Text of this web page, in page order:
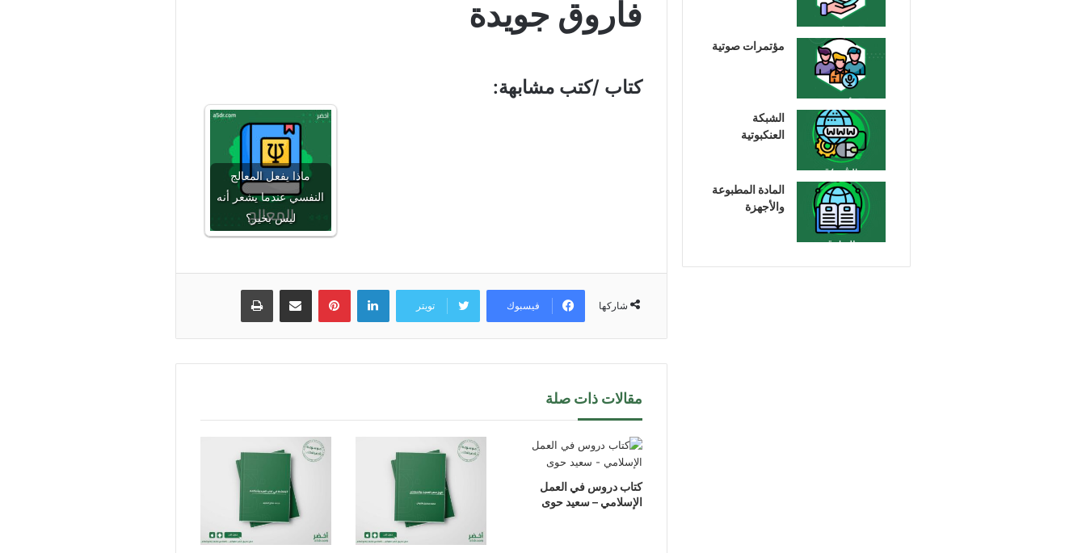
فاروق جويدة
كتاب /كتب مشابهة:
ماذا يفعل المعالج
النفسي عندما يشعر أنه
ليس بخير؟
شاركها فيسبوك تويتر
لينكدإن بينتيريستمشاركة عبر البريد طباعة
مقالات ذات صلة
كتاب دروس في العمل
الإسلامي – سعيد حوى
مؤتمرات صوتية
الشبكة
العنكبوتية
المادة المطبوعة
والأجهزة